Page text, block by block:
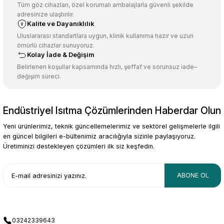
Ürün açıklamasında eksik bilgiler bulunuyor.
Ürün bilgilerinde hatalar bulunuyor.
Ürün fiyatı diğer sitelerden daha pahalı.
Bu ürüne benzer farklı alternatifler olmalı.
Gönder
Tüm göz cihazları, özel korumalı ambalajlarla güvenli şekilde
adresinize ulaştırılır.
Kalite ve Dayanıklılık
Uluslararası standartlara uygun, klinik kullanıma hazır ve uzun
ömürlü cihazlar sunuyoruz.
Kolay İade & Değişim
Belirlenen koşullar kapsamında hızlı, şeffaf ve sorunsuz iade–
değişim süreci.
Endüstriyel Isıtma Çözümlerinden Haberdar Olun
Yeni ürünlerimiz, teknik güncellemelerimiz ve sektörel gelişmelerle ilgili
en güncel bilgileri e-bültenimiz aracılığıyla sizinle paylaşıyoruz.
Üretiminizi destekleyen çözümleri ilk siz keşfedin.
ABONE OL
03242339643